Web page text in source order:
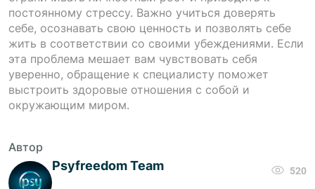
постоянному стрессу. Важно учиться доверять
себе, осознавать свою ценность и позволять себе
жить в соответствии со своими убеждениями. Если
эта проблема мешает вам чувствовать себя
уверенно, обращение к специалисту поможет
выстроить здоровые отношения с собой и
окружающим миром.
Автор
Psyfreedom Team 520